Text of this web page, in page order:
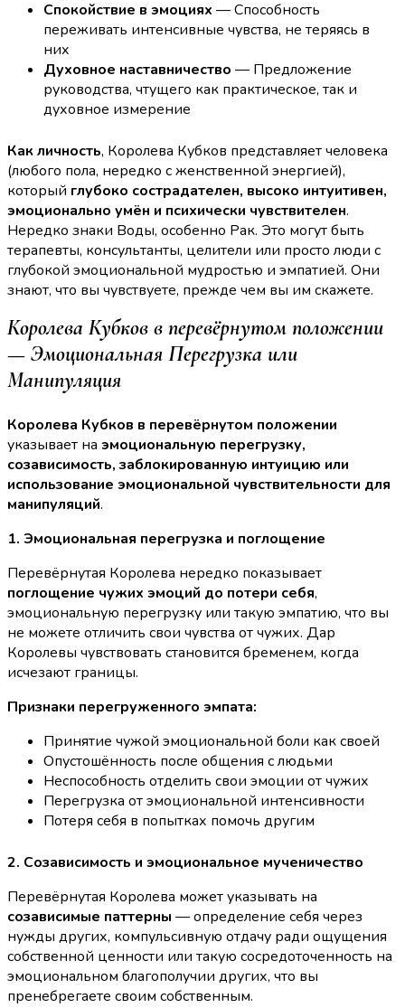
Спокойствие в эмоциях — Способность
переживать интенсивные чувства, не теряясь в
них
Духовное наставничество — Предложение
руководства, чтущего как практическое, так и
духовное измерение
Как личность, Королева Кубков представляет человека
(любого пола, нередко с женственной энергией),
который глубоко сострадателен, высоко интуитивен,
эмоционально умён и психически чувствителен.
Нередко знаки Воды, особенно Рак. Это могут быть
терапевты, консультанты, целители или просто люди с
глубокой эмоциональной мудростью и эмпатией. Они
знают, что вы чувствуете, прежде чем вы им скажете.
Королева Кубков в перевёрнутом положении
— Эмоциональная Перегрузка или
Манипуляция
Королева Кубков в перевёрнутом положении
указывает на эмоциональную перегрузку,
созависимость, заблокированную интуицию или
использование эмоциональной чувствительности для
манипуляций.
1. Эмоциональная перегрузка и поглощение
Перевёрнутая Королева нередко показывает
поглощение чужих эмоций до потери себя,
эмоциональную перегрузку или такую эмпатию, что вы
не можете отличить свои чувства от чужих. Дар
Королевы чувствовать становится бременем, когда
исчезают границы.
Признаки перегруженного эмпата:
Принятие чужой эмоциональной боли как своей
Опустошённость после общения с людьми
Неспособность отделить свои эмоции от чужих
Перегрузка от эмоциональной интенсивности
Потеря себя в попытках помочь другим
2. Созависимость и эмоциональное мученичество
Перевёрнутая Королева может указывать на
созависимые паттерны — определение себя через
нужды других, компульсивную отдачу ради ощущения
собственной ценности или такую сосредоточенность на
эмоциональном благополучии других, что вы
пренебрегаете своим собственным.